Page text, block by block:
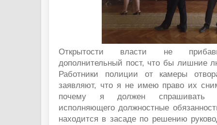
Открытости власти не
дополнительный пост, что бы лишние
Работники полиции от камеры
заявляют, что я не имею право их
почему я должен спрашивать
исполняющего должностные
находится в засаде по решению